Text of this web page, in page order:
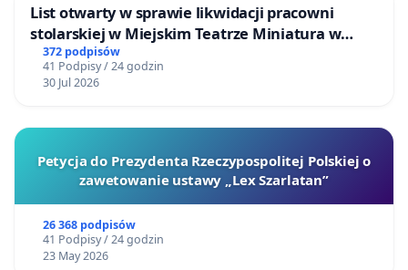
List otwarty w sprawie likwidacji pracowni
stolarskiej w Miejskim Teatrze Miniatura w
Gdańsku
372 podpisów
41 Podpisy / 24 godzin
30 Jul 2026
Petycja do Prezydenta Rzeczypospolitej Polskiej o
zawetowanie ustawy „Lex Szarlatan”
26 368 podpisów
41 Podpisy / 24 godzin
23 May 2026